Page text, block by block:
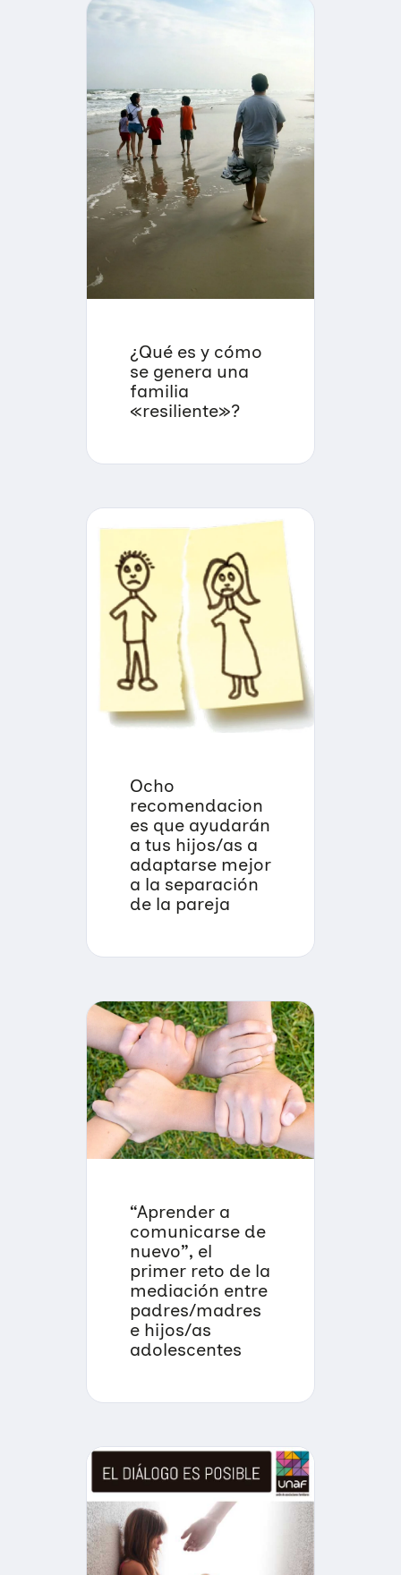
Quiénes somos
Sobre UNAF
Áreas de acción
¿Qué es y cómo
se genera una
familia
«resiliente»?
Ocho
recomendacion
es que ayudarán
a tus hijos/as a
adaptarse mejor
a la separación
de la pareja
“Aprender a
comunicarse de
nuevo”, el
primer reto de la
mediación entre
padres/madres
e hijos/as
adolescentes